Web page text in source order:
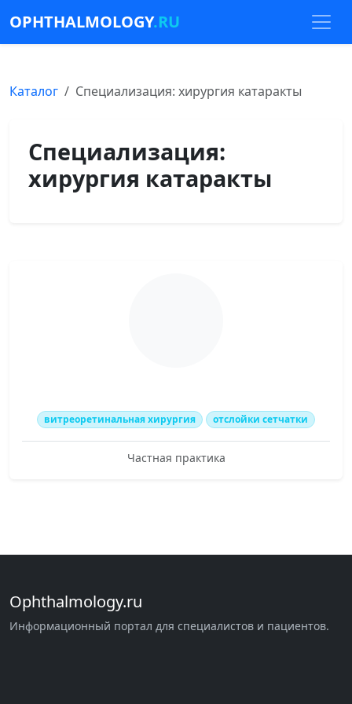
OPHTHALMOLOGY.RU
Каталог Специализация: хирургия катаракты
Специализация:
хирургия катаракты
витреоретинальная хирургия отслойки сетчатки
Частная практика
Ophthalmology.ru
Информационный портал для специалистов и пациентов.